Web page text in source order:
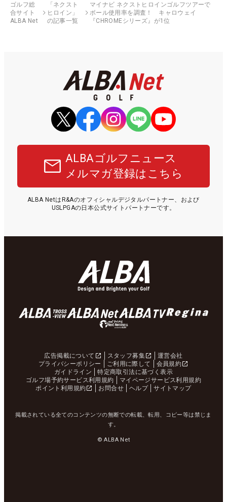
ゴルフ総
合サイト
ALBA Net
「ネクスト
ヒロイン」
の記事一覧
マイナビ ネクストヒロインゴルフツアーで
ボール使用率を調査！ キャロウェイ
『CHROMEシリーズ』が1位
ALBAゴルフニュース
メルマガ登録はこちら
ALBA NetはR&Aのオフィシャルデジタルパートナー、および
USLPGAの日本公式サイトパートナーです。
広告掲載について スタッフ募集
運営会社
プライバシーポリシー
ご利用に際して
会員規約
ガイドライン
特定商取引法に基づく表示
ゴルフ場予約サービス利用規約
マイページサービス利用規約
ポイント利用規約
お問合せ ヘルプ サイトマップ
掲載されている全てのコンテンツの無断での転載、転用、コピー等は禁じま
す。
© ALBA Net